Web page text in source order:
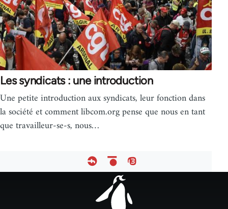
Les syndicats : une introduction
Une petite introduction aux syndicats, leur fonction dans
la société et comment libcom.org pense que nous en tant
que travailleur-se-s, nous…